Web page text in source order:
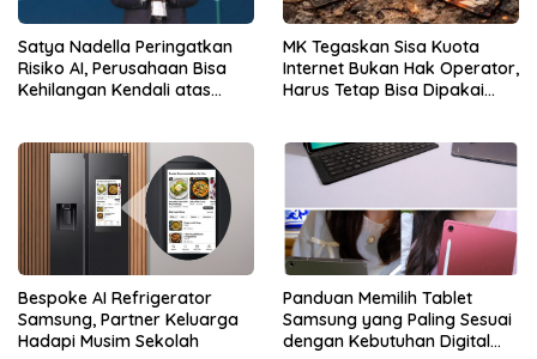
Satya Nadella Peringatkan
Risiko AI, Perusahaan Bisa
Kehilangan Kendali atas
MK Tegaskan Sisa Kuota
Internet Bukan Hak Operator,
Harus Tetap Bisa Dipakai
Bespoke AI Refrigerator
Samsung, Partner Keluarga
Hadapi Musim Sekolah
Panduan Memilih Tablet
Samsung yang Paling Sesuai
dengan Kebutuhan Digital